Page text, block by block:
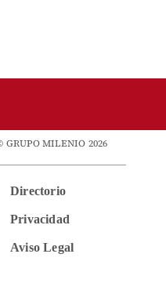
GRUPO MILENIO 2026
Directorio
Privacidad
Aviso Legal